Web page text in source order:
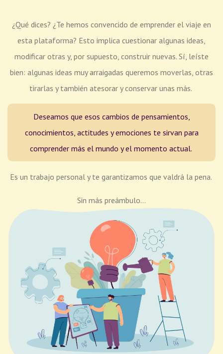
¿Qué dices? ¿Te hemos convencido de emprender el viaje en
esta plataforma? Esto implica cuestionar algunas ideas,
modificar otras y, por supuesto, construir nuevas. Sí, leíste
bien: algunas ideas muy arraigadas queremos moverlas, otras
tirarlas y también atesorar y conservar unas más.
Deseamos que esos cambios de pensamientos,
conocimientos, actitudes y emociones te sirvan para
comprender más el mundo y el momento actual.
Es un trabajo personal y te garantizamos que valdrá la pena.
Sin más preámbulo...